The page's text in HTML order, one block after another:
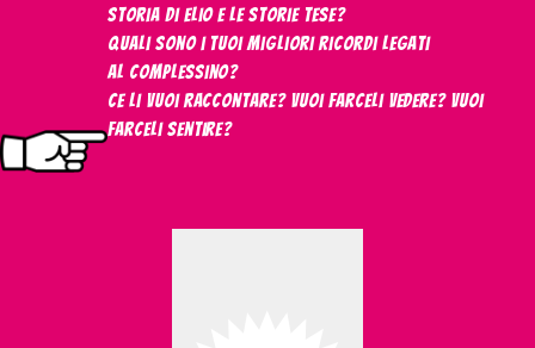
storia di Elio e le Storie Tese?
Quali sono i tuoi migliori ricordi legati
al Complessino?
Ce li vuoi raccontare? Vuoi farceli vedere? Vuoi
farceli sentire?